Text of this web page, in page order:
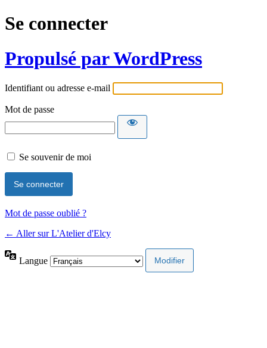
Se connecter
Propulsé par WordPress
Identifiant ou adresse e-mail
Mot de passe
Se souvenir de moi
Mot de passe oublié ?
← Aller sur L'Atelier d'Elcy
Langue